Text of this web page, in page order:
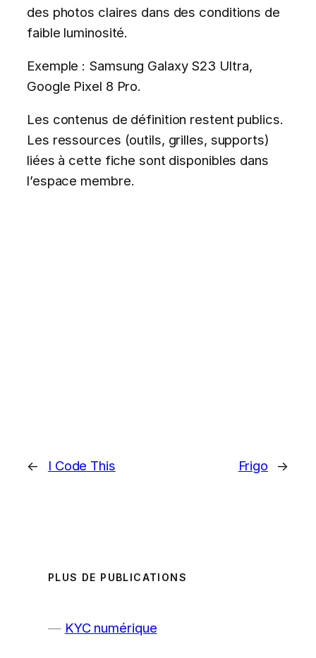
des photos claires dans des conditions de
faible luminosité.
Exemple : Samsung Galaxy S23 Ultra,
Google Pixel 8 Pro.
Les contenus de définition restent publics.
Les ressources (outils, grilles, supports)
liées à cette fiche sont disponibles dans
l’espace membre.
← I Code This Frigo →
PLUS DE PUBLICATIONS
KYC numérique